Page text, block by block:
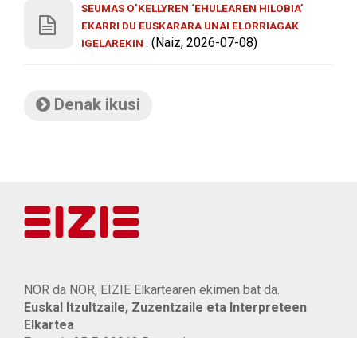
SEUMAS O’KELLYREN ‘EHULEAREN HILOBIA’
EKARRI DU EUSKARARA UNAI ELORRIAGAK
IGELAREKIN . (Naiz, 2026-07-08)
Denak ikusi
NOR da NOR, EIZIE Elkartearen ekimen bat da.
Euskal Itzultzaile, Zuzentzaile eta Interpreteen
Elkartea